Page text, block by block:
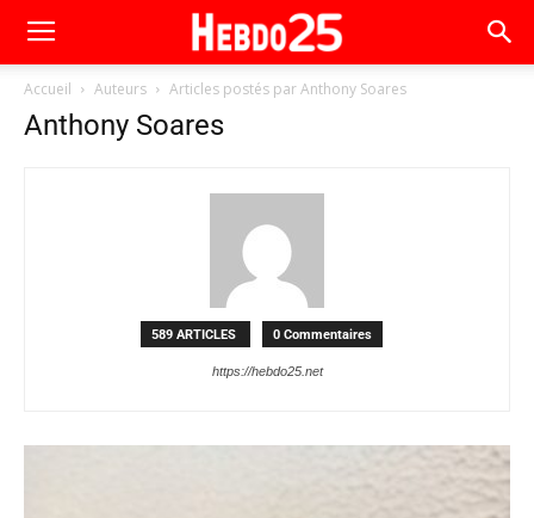
Accueil Auteurs Articles postés par Anthony Soares
Anthony Soares
589 ARTICLES 0 Commentaires
https://hebdo25.net